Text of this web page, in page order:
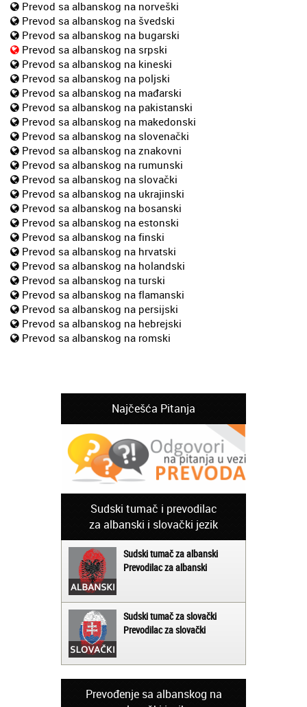
Prevod sa albanskog na norveški
Prevod sa albanskog na švedski
Prevod sa albanskog na bugarski
Prevod sa albanskog na srpski
Prevod sa albanskog na kineski
Prevod sa albanskog na poljski
Prevod sa albanskog na mađarski
Prevod sa albanskog na pakistanski
Prevod sa albanskog na makedonski
Prevod sa albanskog na slovenački
Prevod sa albanskog na znakovni
Prevod sa albanskog na rumunski
Prevod sa albanskog na slovački
Prevod sa albanskog na ukrajinski
Prevod sa albanskog na bosanski
Prevod sa albanskog na estonski
Prevod sa albanskog na finski
Prevod sa albanskog na hrvatski
Prevod sa albanskog na holandski
Prevod sa albanskog na turski
Prevod sa albanskog na flamanski
Prevod sa albanskog na persijski
Prevod sa albanskog na hebrejski
Prevod sa albanskog na romski
Najčešća Pitanja
Sudski tumač i prevodilac
za albanski i slovački jezik
Sudski tumač za albanski
Prevodilac za albanski
Sudski tumač za slovački
Prevodilac za slovački
Prevođenje sa albanskog na